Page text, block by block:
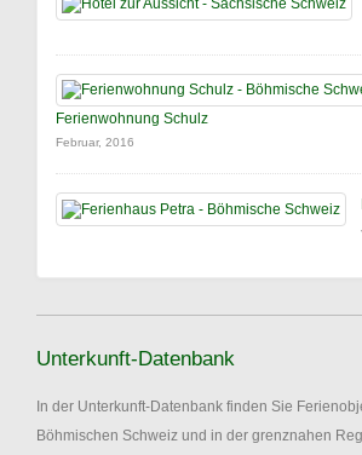
Ferienwohnung Schulz
Februar, 2016
Unterkunft-Datenbank
In der Unterkunft-Datenbank finden Sie
Böhmischen Schweiz und in der grenznahen